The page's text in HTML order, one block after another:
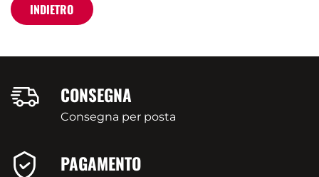
INDIETRO
CONSEGNA
Consegna per posta
PAGAMENTO